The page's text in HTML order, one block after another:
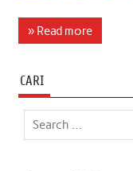
c
o
o
i
e
A
» Read more
CARI